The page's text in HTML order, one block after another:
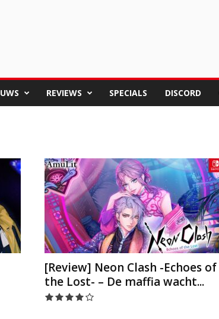
REVIEWS SPECIALS DISCORD
[Review] Neon Clash -Echoes of
the Lost- – De maffia wacht...